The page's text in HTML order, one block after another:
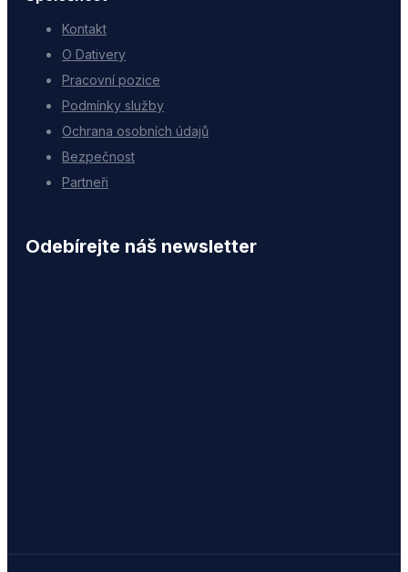
Kontakt
O Dativery
Pracovní pozice
Podmínky služby
Ochrana osobních údajů
Bezpečnost
Partneři
Odebírejte náš newsletter